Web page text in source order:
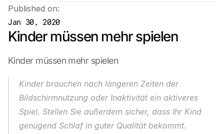
Published on:
Jan 30, 2020
Kinder müssen mehr spielen
Kinder müssen mehr spielen
Kinder brauchen nach längeren Zeiten der
Bildschirmnutzung oder Inaktivität ein aktiveres
Spiel. Stellen Sie außerdem sicher, dass Ihr Kind
genügend Schlaf in guter Qualität bekommt.